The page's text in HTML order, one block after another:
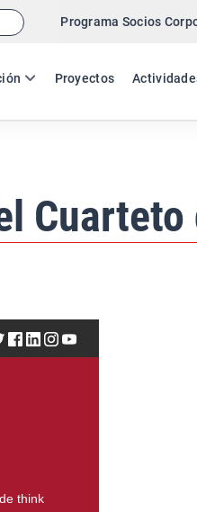
Programa Socios
Proyectos
Cuarteto